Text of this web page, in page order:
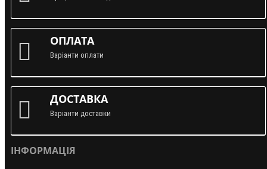
ОПЛАТА
Варіанти оплати
ДОСТАВКА
Варіанти доставки
ІНФОРМАЦІЯ